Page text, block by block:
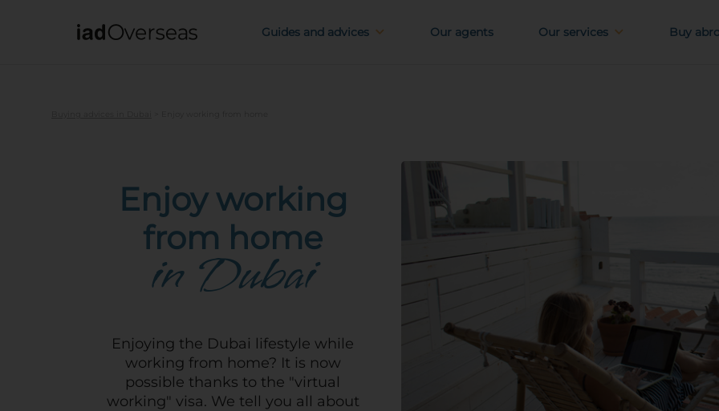
IAD Overseas Guides and advices Our agents Our services Buy
Enjoy working
from home
in Dubai
Enjoying the Dubai lifestyle while
working from home? It is now
possible thanks to the "virtual
working" visa. We tell you all about